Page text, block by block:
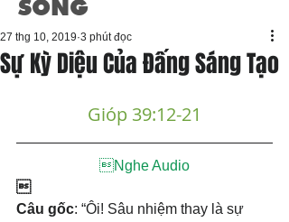
SỐNG
Sự Kỳ Diệu Của Đấng Sáng Tạo
27 thg 10, 2019 3 phút đọc
Gióp 39:12-21
Nghe Audio

Câu gốc: “Ôi! Sâu nhiệm thay là sự